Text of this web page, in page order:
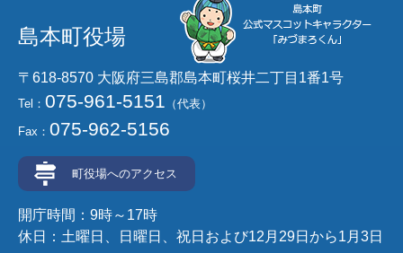
島本町役場
〒618-8570 大阪府三島郡島本町桜井二丁目1番1号
Tel： 075-961-5151 （代表）
Fax： 075-962-5156
町役場へのアクセス
開庁時間：9時～17時
休日：土曜日、日曜日、祝日および12月29日から1月3日